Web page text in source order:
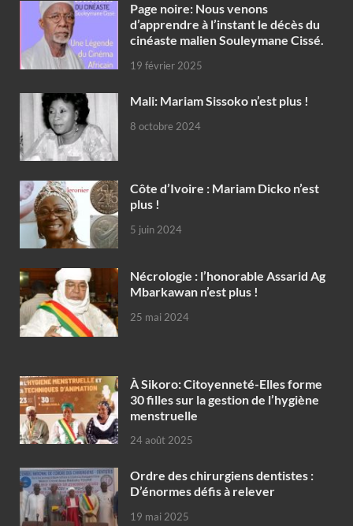
Page noire: Nous venons
d’apprendre à l’instant le décès du
cinéaste malien Souleymane Cissé.
19 février 2025
Mali: Mariam Sissoko n’est plus !
8 octobre 2024
Côte d’Ivoire : Mariam Dicko n’est
plus !
5 juin 2024
Nécrologie : l’honorable Assarid Ag
Mbarkawan n’est plus !
25 mai 2024
À Sikoro: Citoyenneté-Elles forme
30 filles sur la gestion de l’hygiène
menstruelle
24 août 2025
Ordre des chirurgiens dentistes :
D’énormes défis à relever
19 mai 2025